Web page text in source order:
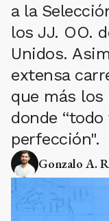
a la
los JJ. OO.
Unidos.
extensa
que más
donde
perfección".
Gonzalo A.